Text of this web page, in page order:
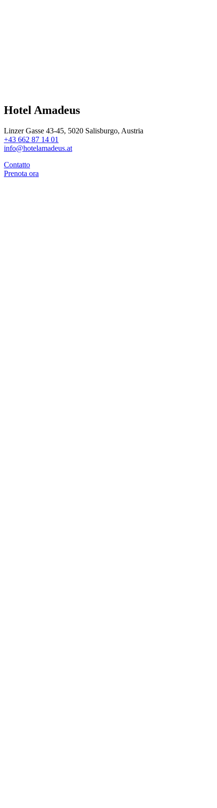
Hotel Amadeus
Linzer Gasse 43-45, 5020 Salisburgo, Austria
+43 662 87 14 01
info@hotelamadeus.at
Contatto
Prenota ora